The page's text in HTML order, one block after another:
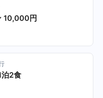
10,000円
泊2食